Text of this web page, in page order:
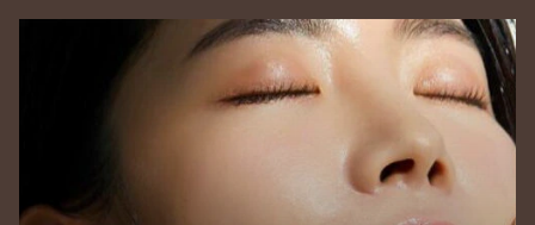
collagen synthesis.